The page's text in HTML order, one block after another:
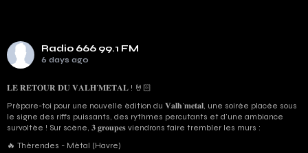
Radio 666 99.1 FM
6 days ago
𝐋𝐄 𝐑𝐄𝐓𝐎𝐔𝐑 𝐃𝐔 𝐕𝐀𝐋𝐇’𝐌𝐄𝐓𝐀𝐋 ! 🤘🏻
Prépare-toi pour une nouvelle édition du 𝐕𝐚𝐥𝐡’𝐦𝐞𝐭𝐚𝐥, une soirée placée sous
le signe des riffs puissants, des rythmes percutants et d'une ambiance
survoltée ! Sur scène, 𝟑 𝐠𝐫𝐨𝐮𝐩𝐞𝐬 viendrons faire trembler les murs :
🔥 Thérendes - Métal (Havre)